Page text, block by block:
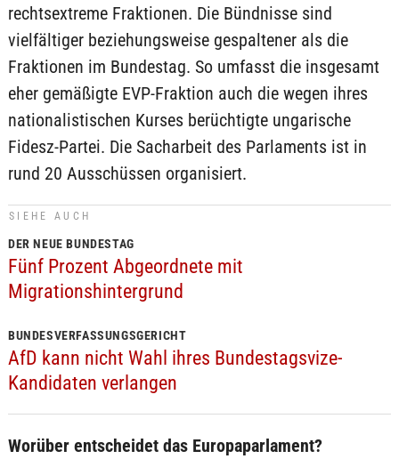
rechtsextreme Fraktionen. Die Bündnisse sind
vielfältiger beziehungsweise gespaltener als die
Fraktionen im Bundestag. So umfasst die insgesamt
eher gemäßigte EVP-Fraktion auch die wegen ihres
nationalistischen Kurses berüchtigte ungarische
Fidesz-Partei. Die Sacharbeit des Parlaments ist in
rund 20 Ausschüssen organisiert.
SIEHE AUCH
DER NEUE BUNDESTAG
Fünf Prozent Abgeordnete mit
Migrationshintergrund
BUNDESVERFASSUNGSGERICHT
AfD kann nicht Wahl ihres Bundestagsvize-
Kandidaten verlangen
Worüber entscheidet das Europaparlament?